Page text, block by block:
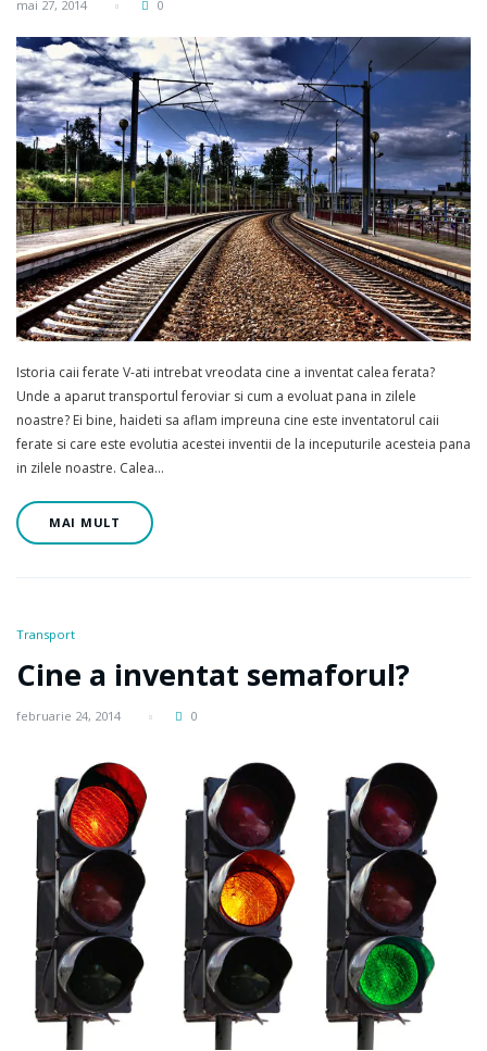
mai 27, 2014 0
Istoria caii ferate V-ati intrebat vreodata cine a inventat calea ferata?
Unde a aparut transportul feroviar si cum a evoluat pana in zilele
noastre? Ei bine, haideti sa aflam impreuna cine este inventatorul caii
ferate si care este evolutia acestei inventii de la inceputurile acesteia pana
in zilele noastre. Calea…
MAI MULT
Transport
Cine a inventat semaforul?
februarie 24, 2014 0